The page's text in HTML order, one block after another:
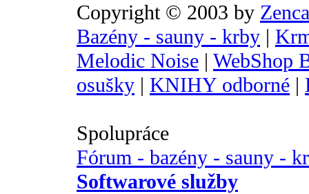
Copyright © 2003 by
Bazény - sauny - krby |
Melodic Noise | WebShop
osušky | KNIHY odborné |
Spolupráce
Fórum - bazény - sauny -
Softwarové služby